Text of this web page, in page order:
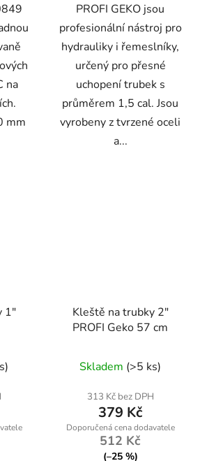
na
mm
PROFI GEKO jsou
profesionální nástroj pro
hydrauliky i řemeslníky,
určený pro přesné
uchopení trubek s
průměrem 1,5 cal. Jsou
vyrobeny z tvrzené oceli
a...
1"
Kleště na trubky 2"
PROFI Geko 57 cm
Skladem (>5 ks)
313 Kč bez DPH
379 Kč
512 Kč
(–25 %)